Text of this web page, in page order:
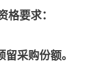
格要求：
采购份额。